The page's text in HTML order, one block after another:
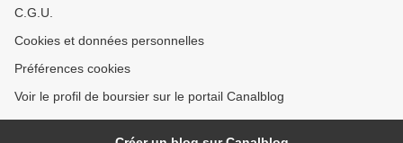
C.G.U.
Cookies et données personnelles
Préférences cookies
Voir le profil de boursier sur le portail Canalblog